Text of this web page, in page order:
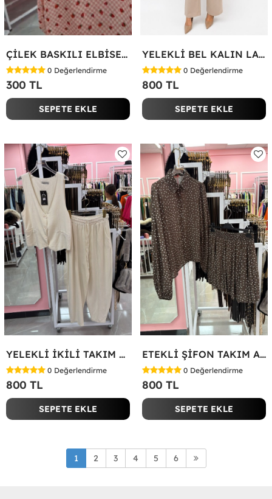
ÇİLEK BASKILI ELBİSE Bej
0 Değerlendirme
300 TL
SEPETE EKLE
YELEKLİ BEL KALIN LASTİK İKİLİ TAKIM Bej
0 Değerlendirme
800 TL
SEPETE EKLE
YELEKLİ İKİLİ TAKIM Bej
0 Değerlendirme
800 TL
SEPETE EKLE
ETEKLİ ŞİFON TAKIM Acı Kahve
0 Değerlendirme
800 TL
SEPETE EKLE
1 2 3 4 5 6